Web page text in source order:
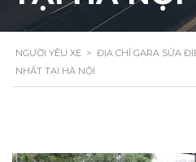
NGƯỜI YÊU XE > ĐỊA CHỈ GARA SỬA
NHẤT TẠI HÀ NỘI